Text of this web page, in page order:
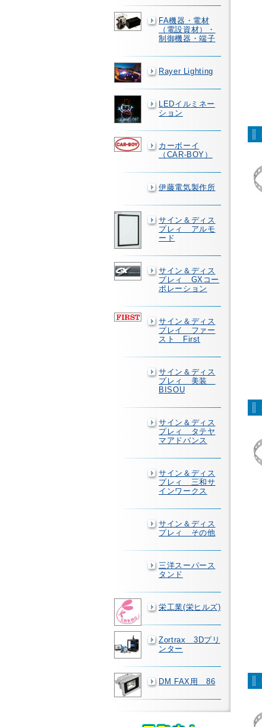
FA機器・電材
（電設資材）・
制御機器・端子
Rayer Lighting
LEDイルミネー
ション
カーボーイ
（CAR-BOY）
伊藤電気製作所
サイン＆ディス
プレィ アルモ
ード
サイン＆ディス
プレィ GXコー
ポレーション
サイン＆ディス
プレイ ファー
スト First
サイン＆ディス
プレィ 美装
BISOU
サイン＆ディス
プレィ タテヤ
マアドバンス
サイン＆ディス
プレィ 三和サ
インワークス
サイン＆ディス
プレィ その他
三洋スーパース
タンド
栄工業(栄ヒルズ)
Zortrax 3Dプリ
ンター
DM FAX用 86